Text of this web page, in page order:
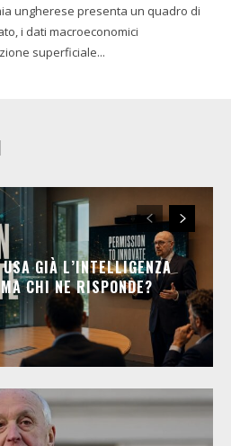
ungherese presenta un quadro di
i dati macroeconomici
superficiale...
GIÀ L’INTELLIGENZA
CHI NE RISPONDE?